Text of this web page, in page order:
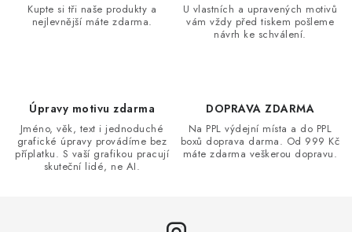
y
Kupte si tři naše produkty a
nejlevnější máte zdarma.
U vlastních a upravených motivů
vám vždy před tiskem pošleme
návrh ke schválení.
Úpravy motivu zdarma
Jméno, věk, text i jednoduché
grafické úpravy provádíme bez
příplatku. S vaší grafikou pracují
skuteční lidé, ne AI.
DOPRAVA ZDARMA
Na PPL výdejní místa a do PPL
boxů doprava darma. Od 999 Kč
máte zdarma veškerou dopravu.